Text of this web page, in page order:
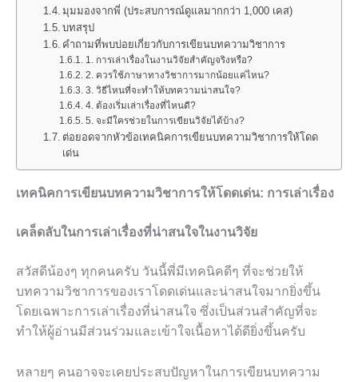
มุมมองจากพี่ (ประสบการณ์ดูแลมากกว่า 1,000 เคส)
บทสรุป
คำถามที่พบบ่อยเกี่ยวกับการเขียนบทความวิชาการ
1. การเล่าเรื่องในงานวิจัยสำคัญจริงหรือ?
2. ควรใช้ภาษาทางวิชาการมากน้อยแค่ไหน?
3. วิธีไหนที่จะทำให้บทความน่าสนใจ?
4. ต้องเริ่มเล่าเรื่องที่ไหนดี?
5. จะมีใครช่วยในการเขียนวิจัยได้บ้าง?
ต่อยอดจากหัวข้อเทคนิคการเขียนบทความวิชาการให้โดด
เด่น
เทคนิคการเขียนบทความวิชาการให้โดดเด่น: การเล่าเรื่อง
เคล็ดลับในการเล่าเรื่องที่น่าสนใจในงานวิจัย
สวัสดีน้องๆ ทุกคนครับ วันนี้พี่มีเทคนิคดีๆ ที่จะช่วยให้
บทความวิชาการของเราโดดเด่นและน่าสนใจมากยิ่งขึ้น
โดยเฉพาะการเล่าเรื่องที่น่าสนใจ ซึ่งเป็นส่วนสำคัญที่จะ
ทำให้ผู้อ่านมีส่วนร่วมและเข้าใจเนื้อหาได้ดียิ่งขึ้นครับ
หลายๆ คนอาจจะเคยประสบปัญหาในการเขียนบทความ